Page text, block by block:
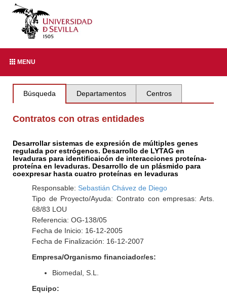
MENU
Búsqueda Departamentos Centros
Contratos con otras entidades
Desarrollar sistemas de expresión de múltiples genes
regulada por estrógenos. Desarrollo de LYTAG en
levaduras para identificaicón de interacciones proteína-
proteína en levaduras. Desarrollo de un plásmido para
coexpresar hasta cuatro proteínas en levaduras
Responsable: Sebastián Chávez de Diego
Tipo de Proyecto/Ayuda: Contrato con empresas: Arts.
68/83 LOU
Referencia: OG-138/05
Fecha de Inicio: 16-12-2005
Fecha de Finalización: 16-12-2007
Empresa/Organismo financiador/es:
Biomedal, S.L.
Equipo: